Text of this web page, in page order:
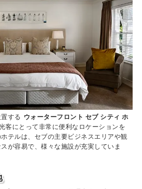
する ウォーターフロント セブ シティ ホ
客にとって非常に便利なロケーションを
テルは、セブの主要ビジネスエリアや観
が容易で、様々な施設が充実していま